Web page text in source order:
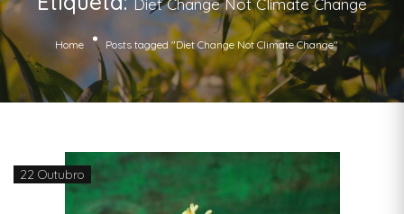
Diet Change Not Climate Change
Home Posts tagged "Diet Change Not Climate Change"
22 Outubro